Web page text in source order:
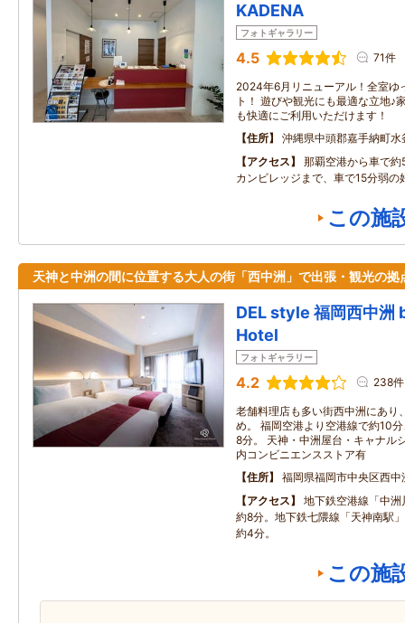
KADENA
フォトギャラリー
4.5 71件
2024年6月リニューアル！全室ゆ
ト！ 遊びや観光にも最適な立地♪
も快適にご利用いただけます！
住所
沖縄県中頭郡嘉手納町
アクセス
那覇空港から車で
カンビレッジまで、車で15分弱の
この施
天神と中洲の間に位置する大人の街「西中洲」で出張・観光の拠
DEL style 福岡西中洲
Hotel
フォトギャラリー
4.2 238件
老舗料理店も多い街西中洲にあり
め。 福岡空港より空港線で約10
8分。 天神・中洲屋台・キャナル
内コンビニエンスストア有
住所
福岡県福岡市中央区西中
アクセス
地下鉄空港線「中
約8分。地下鉄七隈線「天神南駅
約4分。
この施